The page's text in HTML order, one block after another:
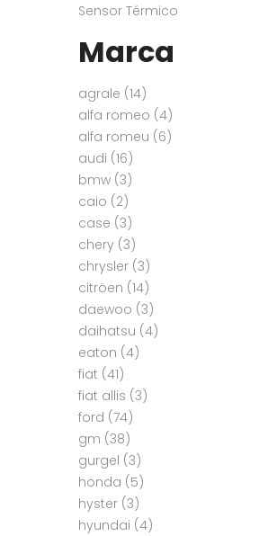
Sensor Térmico
Marca
agrale (14)
alfa romeo (4)
alfa romeu (6)
audi (16)
bmw (3)
caio (2)
case (3)
chery (3)
chrysler (3)
citröen (14)
daewoo (3)
daihatsu (4)
eaton (4)
fiat (41)
fiat allis (3)
ford (74)
gm (38)
gurgel (3)
honda (5)
hyster (3)
hyundai (4)